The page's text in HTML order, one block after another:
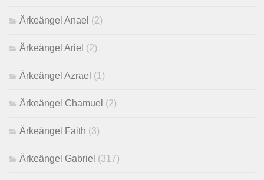
Ärkeängel Anael (2)
Ärkeängel Ariel (2)
Ärkeängel Azrael (1)
Ärkeängel Chamuel (2)
Ärkeängel Faith (3)
Ärkeängel Gabriel (317)